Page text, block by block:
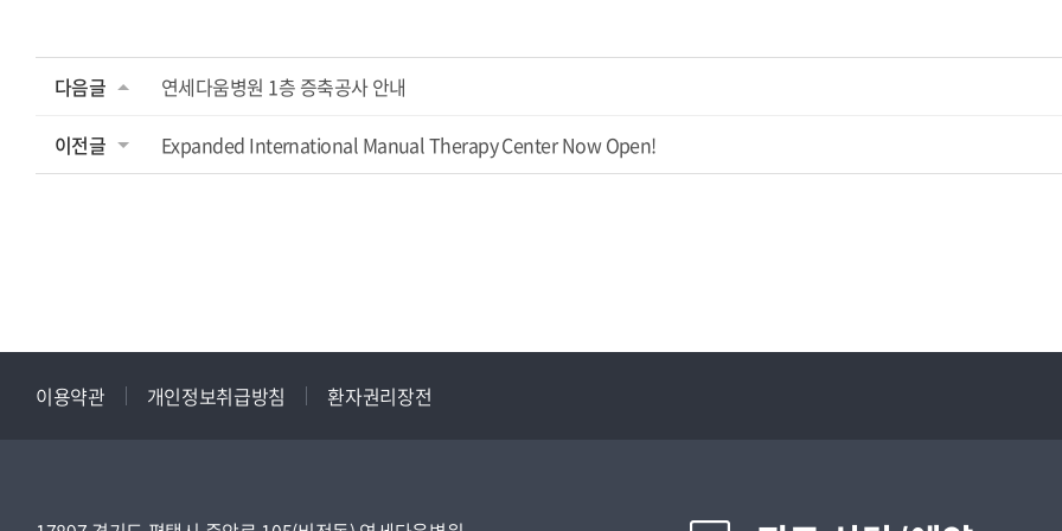
다음글 연세다움병원 1층 증축공사 안내
이전글 Expanded International Manual Therapy Center Now Open!
이용약관 개인정보취급방침 환자권리장전